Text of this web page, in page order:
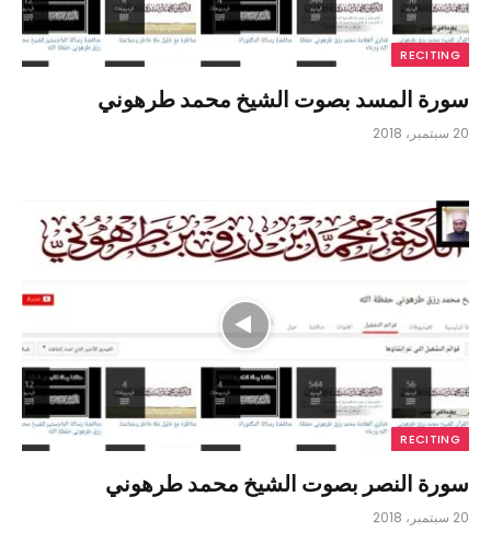
RECITING
سورة المسد بصوت الشيخ محمد طرهوني
20 سبتمبر، 2018
RECITING
سورة النصر بصوت الشيخ محمد طرهوني
20 سبتمبر، 2018